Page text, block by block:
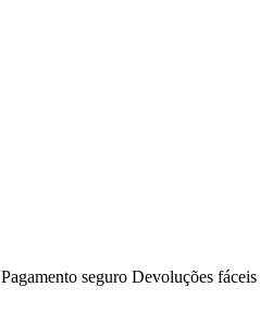
Pagamento seguro Devoluções fáceis